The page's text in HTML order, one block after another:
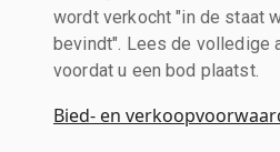
wordt verkocht "in de staat
bevindt". Lees de volledige
voordat u een bod plaatst.
Bied- en